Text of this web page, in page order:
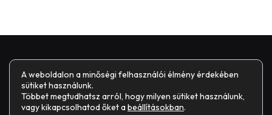
Impresszum Általános Szerződési Feltételek
A weboldalon a minőségi felhasználói élmény érdekében
sütiket használunk.
Többet megtudhatsz arról, hogy milyen sütiket használunk,
vagy kikapcsolhatod őket abeállításokban.